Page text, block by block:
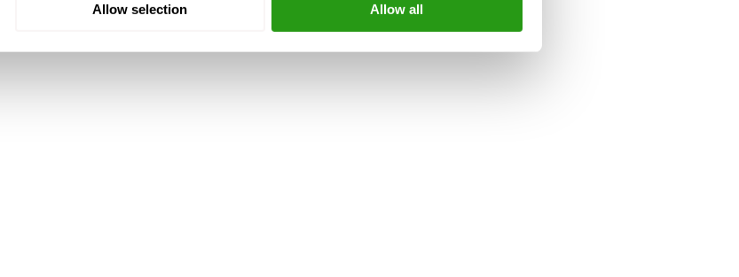
Allow selection Allow all